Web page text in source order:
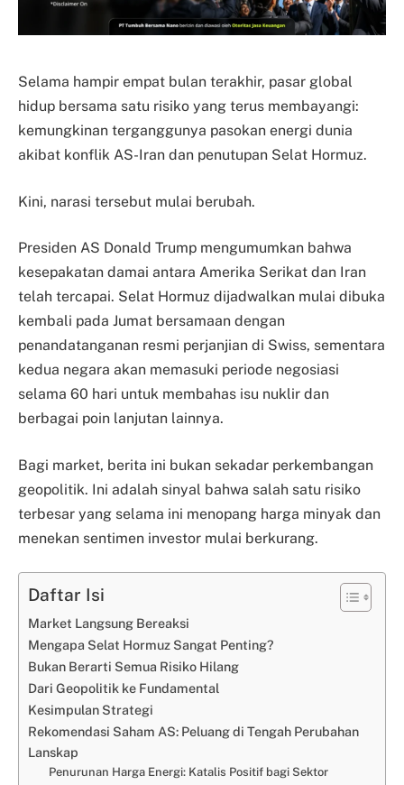
Selama hampir empat bulan terakhir, pasar global
hidup bersama satu risiko yang terus membayangi:
kemungkinan terganggunya pasokan energi dunia
akibat konflik AS-Iran dan penutupan Selat Hormuz.
Kini, narasi tersebut mulai berubah.
Presiden AS Donald Trump mengumumkan bahwa
kesepakatan damai antara Amerika Serikat dan Iran
telah tercapai. Selat Hormuz dijadwalkan mulai dibuka
kembali pada Jumat bersamaan dengan
penandatanganan resmi perjanjian di Swiss, sementara
kedua negara akan memasuki periode negosiasi
selama 60 hari untuk membahas isu nuklir dan
berbagai poin lanjutan lainnya.
Bagi market, berita ini bukan sekadar perkembangan
geopolitik. Ini adalah sinyal bahwa salah satu risiko
terbesar yang selama ini menopang harga minyak dan
menekan sentimen investor mulai berkurang.
Daftar Isi
Market Langsung Bereaksi
Mengapa Selat Hormuz Sangat Penting?
Bukan Berarti Semua Risiko Hilang
Dari Geopolitik ke Fundamental
Kesimpulan Strategi
Rekomendasi Saham AS: Peluang di Tengah Perubahan
Lanskap
Penurunan Harga Energi: Katalis Positif bagi Sektor